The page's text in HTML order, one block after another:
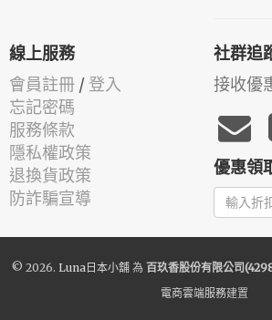
線上服務
會員註冊 / 登入
忘記密碼
服務條款
隱私權政策
退換貨政策
防詐騙宣導
社群追
接收優
優惠領
© 2026. Luna日本小舖 為 百玖香股份有限公司
電商雲端服務建置